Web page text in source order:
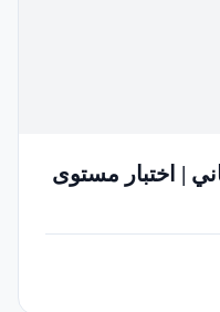
| اختبار مستوى